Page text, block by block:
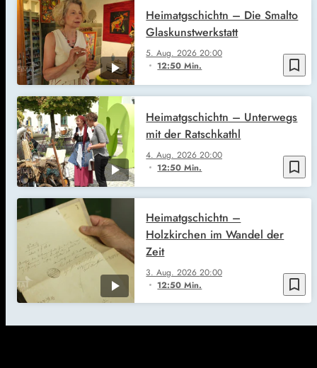
bookmark_border
5. Aug. 202620:00
12:50 Min.
Heimatgschichtn – Die Smalto
Glaskunstwerkstatt
bookmark_border
4. Aug. 202620:00
12:50 Min.
Heimatgschichtn – Unterwegs
mit der Ratschkathl
bookmark_border
3. Aug. 202620:00
12:50 Min.
Heimatgschichtn –
Holzkirchen im Wandel der
Zeit